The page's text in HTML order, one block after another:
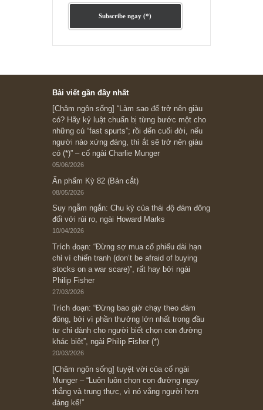
Ấn phẩm lẻ Kỳ 81 đến 83
Ấn phẩm cũ Kỳ 78 đến 80